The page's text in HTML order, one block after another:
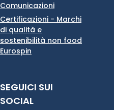
Comunicazioni
Certificazioni - Marchi
di qualità e
sostenibilità non food
Eurospin
SEGUICI SUI
SOCIAL